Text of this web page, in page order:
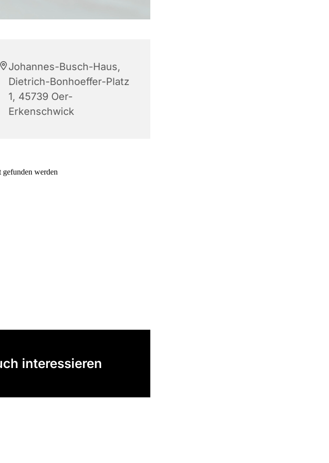
Johannes-Busch-Haus,
Dietrich-Bonhoeffer-Platz
1, 45739 Oer-
Erkenschwick
interessieren